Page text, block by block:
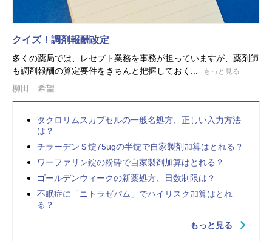
クイズ！調剤報酬改定
多くの薬局では、レセプト業務を事務が担っていますが、薬剤師
も調剤報酬の算定要件をきちんと把握しておく...
もっと見る
柳田 希望
タクロリムスカプセルの一般名処方、正しい入力方法
は？
チラーヂンＳ錠75µgの半錠で自家製剤加算はとれる？
ワーファリン錠の粉砕で自家製剤加算はとれる？
ゴールデンウィークの新薬処方、日数制限は？
不眠症に「ニトラゼパム」でハイリスク加算はとれ
る？
もっと見る